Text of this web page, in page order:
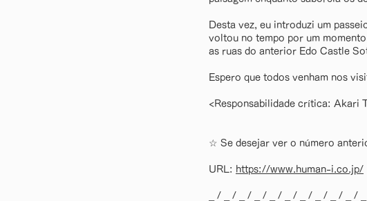
Desta vez, eu introduzi um
voltou no tempo por um
as ruas do anterior Edo Castle
Espero que todos venham nos
<Responsabilidade crítica: Akari
☆ Se desejar ver o número
URL: https://www.human-i.co.jp/
_ / _ / _ / _ / _ / _ / _ / _ / _ / _ /